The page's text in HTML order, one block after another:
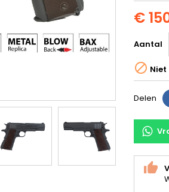
€
Aantal

Delen